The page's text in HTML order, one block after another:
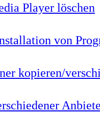
Player löschen
von
kopieren/